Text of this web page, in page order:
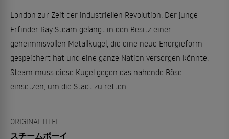
London zur Zeit der industriellen Revolution: Der junge
Erfinder Ray Steam gelangt in den Besitz einer
geheimnisvollen Metallkugel, die eine neue Energieform
gespeichert hat und eine ganze Nation versorgen könnte.
Steam muss diese Kugel gegen das nahende Böse
einsetzen, um die Stadt zu retten.
ORIGINALTITEL
スチームボーイ